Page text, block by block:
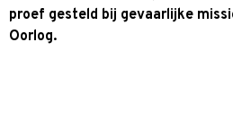
proef gesteld bij gevaarlijke
Oorlog.